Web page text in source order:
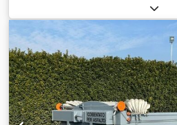
, Gamybos metai: